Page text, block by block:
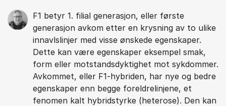
F1 betyr 1. filial generasjon, eller første
generasjon avkom etter en krysning av to ulike
innavlslinjer med visse ønskede egenskaper.
Dette kan være egenskaper eksempel smak,
form eller motstandsdyktighet mot sykdommer.
Avkommet, eller F1-hybriden, har nye og bedre
egenskaper enn begge foreldrelinjene, et
fenomen kalt hybridstyrke (heterose). Den kan